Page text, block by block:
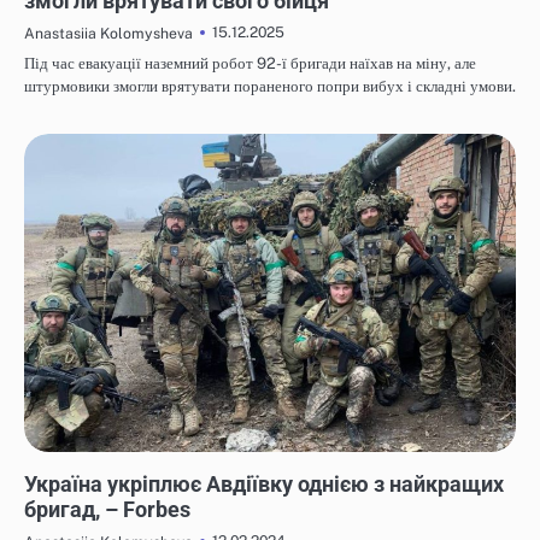
Anastasiia Kolomysheva
15.12.2025
Під час евакуації наземний робот 92-ї бригади наїхав на міну, але
штурмовики змогли врятувати пораненого попри вибух і складні умови.
Україна укріплює Авдіївку однією з найкращих
бригад, – Forbes